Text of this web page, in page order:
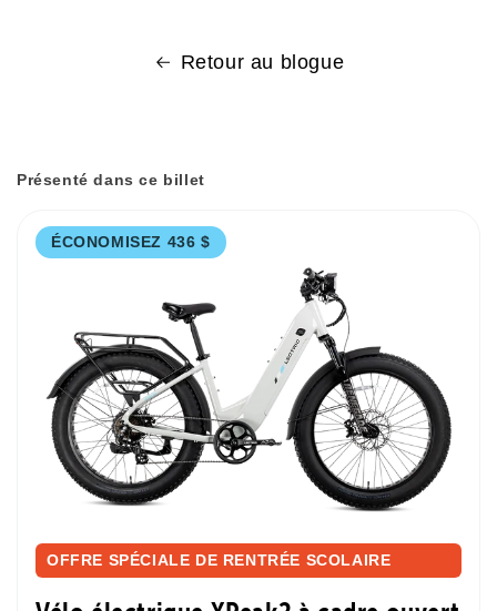
Retour au blogue
Présenté dans ce billet
ÉCONOMISEZ 436 $
OFFRE SPÉCIALE DE RENTRÉE SCOLAIRE